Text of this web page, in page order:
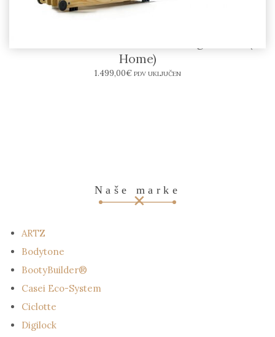
Home)
1.499,00€ PDV UKLJUČEN
Naše marke
ARTZ
Bodytone
BootyBuilder®
Casei Eco-System
Ciclotte
Digilock